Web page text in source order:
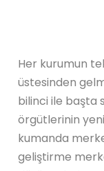
Her kurumun
üstesinden
bilinci ile başta
örgütlerinin
kumanda
geliştirme